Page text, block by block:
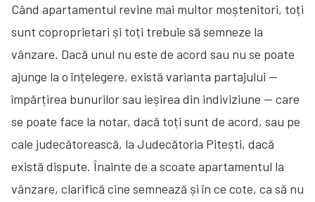
Când apartamentul revine mai multor moștenitori, toți
sunt coproprietari și toți trebuie să semneze la
vânzare. Dacă unul nu este de acord sau nu se poate
ajunge la o înțelegere, există varianta partajului —
împărțirea bunurilor sau ieșirea din indiviziune — care
se poate face la notar, dacă toți sunt de acord, sau pe
cale judecătorească, la Judecătoria Pitești, dacă
există dispute. Înainte de a scoate apartamentul la
vânzare, clarifică cine semnează și în ce cote, ca să nu